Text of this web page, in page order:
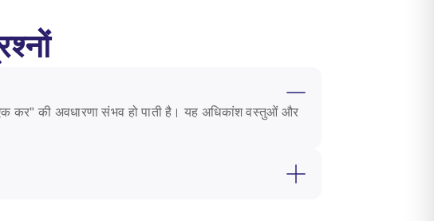
कर" की अवधारणा संभव हो पाती है। यह अधिकांश वस्तुओं और